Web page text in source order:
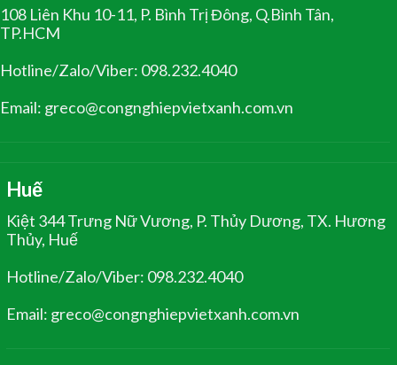
108 Liên Khu 10-11, P. Bình Trị Đông, Q.Bình Tân,
TP.HCM
Hotline/Zalo/Viber: 098.232.4040
Email: greco@congnghiepvietxanh.com.vn
Huế
Kiệt 344 Trưng Nữ Vương, P. Thủy Dương, TX. Hương
Thủy, Huế
Hotline/Zalo/Viber: 098.232.4040
Email: greco@congnghiepvietxanh.com.vn